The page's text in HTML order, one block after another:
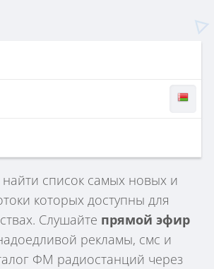
список самых новых и
которых доступны для
Слушайте прямой эфир
рекламы, смс и
ФМ радиостанций через